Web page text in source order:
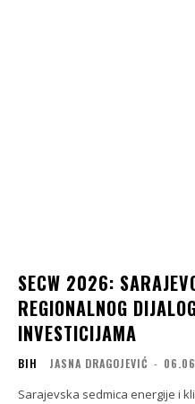
SECW 2026:
REGIONALNOG
INVESTICIJAMA
BIH JASNA DRAGOJEVIĆ -
Sarajevska sedmica energije i